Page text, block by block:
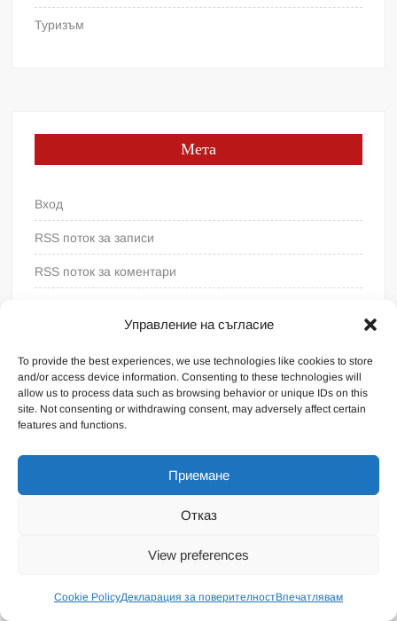
Управление на съгласие
To provide the best experiences, we use technologies like cookies to store
and/or access device information. Consenting to these technologies will
allow us to process data such as browsing behavior or unique IDs on this
site. Not consenting or withdrawing consent, may adversely affect certain
features and functions.
Приемане
Отказ
View preferences
Cookie PolicyДекларация за поверителностВпечатлявам
Туризъм
Мета
Вход
RSS поток за записи
RSS поток за коментари
Proudly powered by WordPress |Theme: FreeNews
Общи условия